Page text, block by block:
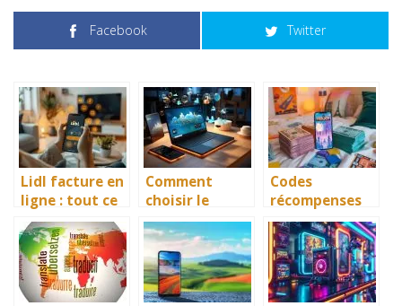
Facebook Twitter
Lidl facture en
ligne : tout ce
que vous devez
savoir pour
obtenir la
vôtre
Comment
choisir le
meilleur
service de
stockage cloud
pour vos
besoins
Codes
récompenses
Monopoly Go :
Comment tous
les obtenir et
les utiliser !